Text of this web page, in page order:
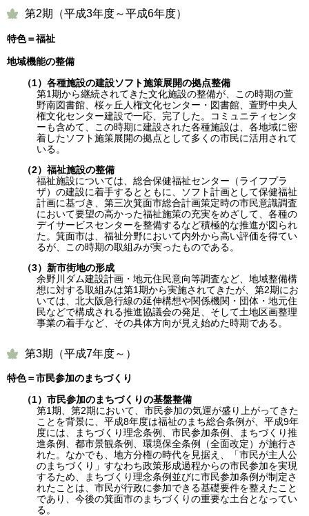
第2期（平成3年度～平成6年度）
特色＝福祉
地域機能の整備
（1）各種施設の建設ソフト施策展開の拠点整備
第1期から継続されてきた文化施設の整備が、この時期の萱
野南図書館、桜ヶ丘人権文化センター・図書館、萱野中央人
権文化センター建設で一応、完了した。コミュニティセンタ
ーも含めて、この時期に建設された各種施設は、各地域に密
着したソフト施策展開の拠点として多くの市民に活用されて
いる。
（2）福祉施設の整備
福祉施設については、総合保健福祉センター（ライフプラ
ザ）の建設に着手するとともに、ソフト計画として保健福祉
計画に基づき、第三次箕面市総合計画策定時の市民意識調査
において要望の高かった福祉施策の充実をめざして、各種の
デイサービスセンターを整備するなど積極的な推進が図られ
た。箕面市は、福祉分野において内外から高い評価を得てい
るが、この時期の取組みが実ったものである。
（3）新市街地の形成
余野川ダム建設計画・地元住民意向等調査など、地域整備構
想に対する取組みは第1期から実施されてきたが、第2期にお
いては、北大阪急行線の延伸構想や関係機関・団体・地元住
民などで構成される推進協議会の発足、そして土地区画整理
事業の着手など、その具体方向が見え始めた時期である。
第3期（平成7年度～）
特色＝市民参加のまちづくり
（1）市民参加のまちづくりの基盤整備
第1期、第2期において、市民参加の気運が盛り上がってきた
ことを背景に、平成8年度は福祉のまち総合条例が、平成9年
度には、まちづくり理念条例、市民参加条例、まちづくり推
進条例、都市景観条例、環境保全条例（全面改定）が施行さ
れた。なかでも、地方分権の時代を見据え、「市民が主人公
のまちづくり」すなわち政策形成過程からの市民参加を実現
するため、まちづくり理念条例並びに市民参加条例が制定さ
れたことは、市民が行政に参加できる基礎要件を整えたこと
であり、今後の箕面市のまちづくりの重要な土台となってい
る。